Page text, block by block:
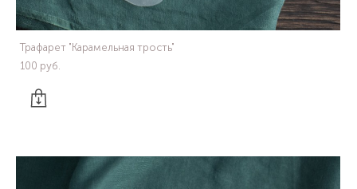
Трафарет "Карамельная трость"
100 pуб.